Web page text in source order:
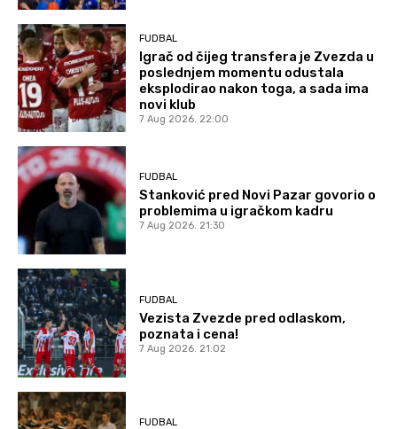
FUDBAL
Igrač od čijeg transfera je Zvezda u
poslednjem momentu odustala
eksplodirao nakon toga, a sada ima
novi klub
7 Aug 2026. 22:00
FUDBAL
Stanković pred Novi Pazar govorio o
problemima u igračkom kadru
7 Aug 2026. 21:30
FUDBAL
Vezista Zvezde pred odlaskom,
poznata i cena!
7 Aug 2026. 21:02
FUDBAL